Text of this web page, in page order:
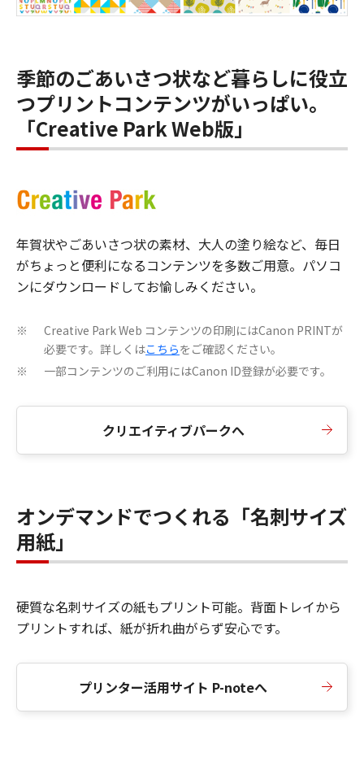
季節のごあいさつ状など暮らしに役立
つプリントコンテンツがいっぱい。
「Creative Park Web版」
年賀状やごあいさつ状の素材、大人の塗り絵など、毎日
がちょっと便利になるコンテンツを多数ご用意。パソコ
ンにダウンロードしてお愉しみください。
※
Creative Park Web コンテンツの印刷にはCanon PRINTが
必要です。詳しくはこちらをご確認ください。
※ 一部コンテンツのご利用にはCanon ID登録が必要です。
クリエイティブパークへ
オンデマンドでつくれる「名刺サイズ
用紙」
硬質な名刺サイズの紙もプリント可能。背面トレイから
プリントすれば、紙が折れ曲がらず安心です。
プリンター活用サイト P-noteへ